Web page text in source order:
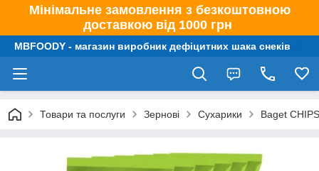
Мінімальне замовлення з безкоштовною
доставкою від 1000 грн
MBFOODY - магазин виробник дефіцитних шака снеків
Товари та послуги Зернові Сухарики Baget